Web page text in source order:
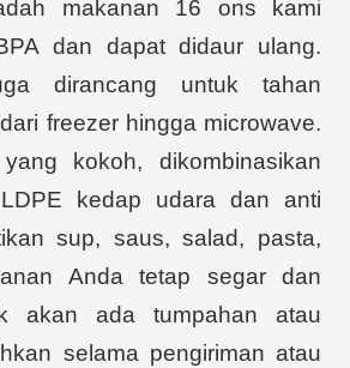
makanan 16 ons kami
dan dapat didaur ulang.
dirancang untuk tahan
freezer hingga microwave.
kokoh, dikombinasikan
kedap udara dan anti
sup, saus, salad, pasta,
Anda tetap segar dan
akan ada tumpahan atau
selama pengiriman atau